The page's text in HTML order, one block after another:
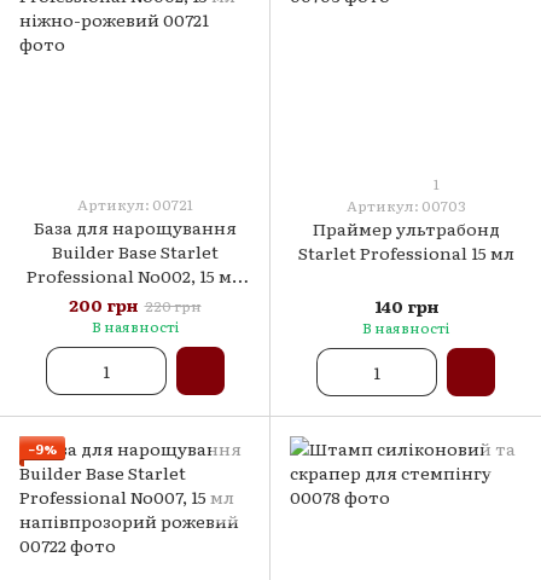
Артикул: 00721
База для нарощування
Builder Base Starlet
Professional No002, 15 мл
ніжно-рожевий
200 грн 220 грн
В наявності
1
Артикул: 00703
Праймер ультрабонд
Starlet Professional 15 мл
140 грн
В наявності
−9%